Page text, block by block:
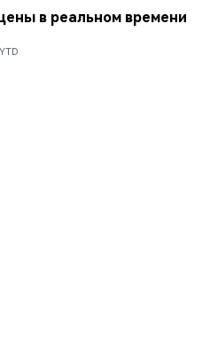
в реальном времени
YTD